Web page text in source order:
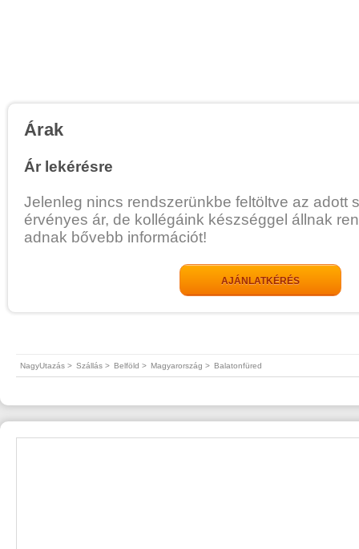
Árak
Ár lekérésre
Jelenleg nincs rendszerünkbe feltöltve az adott
érvényes ár, de kollégáink készséggel állnak
adnak bővebb információt!
AJÁNLATKÉRÉS
NagyUtazás > Szállás > Belföld > Magyarország > Balatonfüred